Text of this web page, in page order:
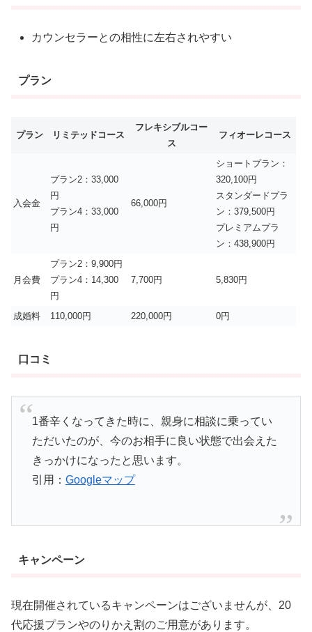
カウンセラーとの相性に左右されやすい
プラン
プラン リミテッドコース
フレキシブルコー
ス
フィオーレコース
入会金
プラン2：33,000
円
プラン4：33,000
円
66,000円
ショートプラン：
320,100円
スタンダードプラ
ン：379,500円
プレミアムプラ
ン：438,900円
月会費
プラン2：9,900円
プラン4：14,300
円
7,700円 5,830円
成婚料 110,000円 220,000円 0円
口コミ
1番辛くなってきた時に、親身に相談に乗ってい
ただいたのが、今のお相手に良い状態で出会えた
きっかけになったと思います。
引用： Googleマップ
キャンペーン
現在開催されているキャンペーンはございませんが、20
代応援プランやのりかえ割のご用意があります。